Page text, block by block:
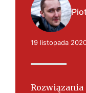
s
k
19 listopada